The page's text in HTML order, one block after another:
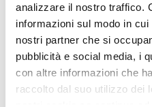
analizzare il nostro traffico.
informazioni sul modo in
nostri partner che si
pubblicità e social media, i
con altre informazioni che
raccolto dal suo utilizzo dei
Parcheggio auto
Internet point
Aria condizionata
Inizio check-in: 2:00 PM -